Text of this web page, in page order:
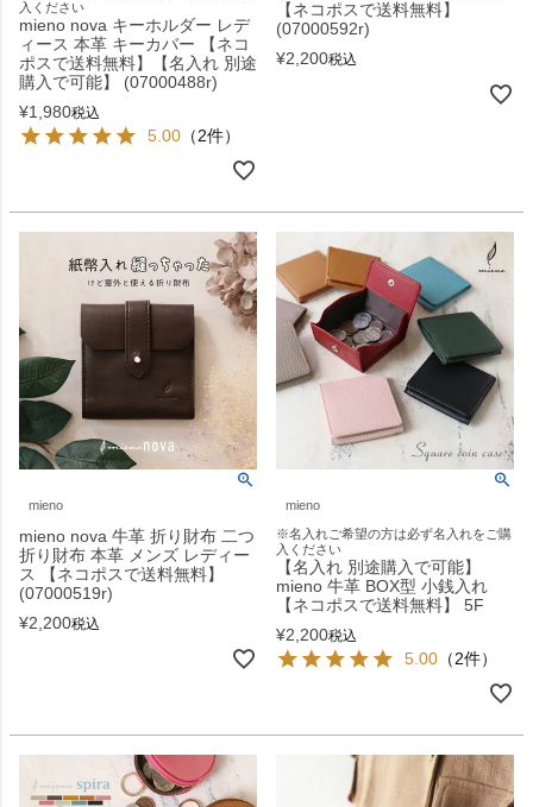
入ください
mieno nova キーホルダー レデ
ィース 本革 キーカバー 【ネコ
ポスで送料無料】【名入れ 別途
購入で可能】 (07000488r)
¥1,980税込
5.00 （2件）
【ネコポスで送料無料】
(07000592r)
¥2,200税込
mieno
mieno nova 牛革 折り財布 二つ
折り財布 本革 メンズ レディー
ス 【ネコポスで送料無料】
(07000519r)
¥2,200税込
mieno
※名入れご希望の方は必ず名入れをご購
入ください
【名入れ 別途購入で可能】
mieno 牛革 BOX型 小銭入れ
【ネコポスで送料無料】 5F
¥2,200税込
5.00 （2件）